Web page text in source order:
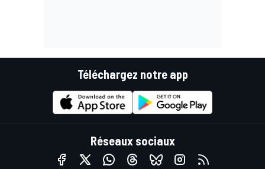
Téléchargez notre app
Réseaux sociaux